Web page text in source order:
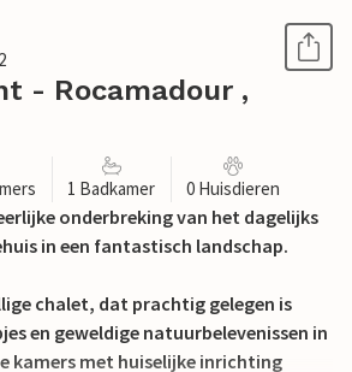
- Rocamadour ,
1 Badkamer 0 Huisdieren
onderbreking van het dagelijks
in een fantastisch landschap.
chalet, dat prachtig gelegen is
en geweldige natuurbelevenissen in
kamers met huiselijke inrichting